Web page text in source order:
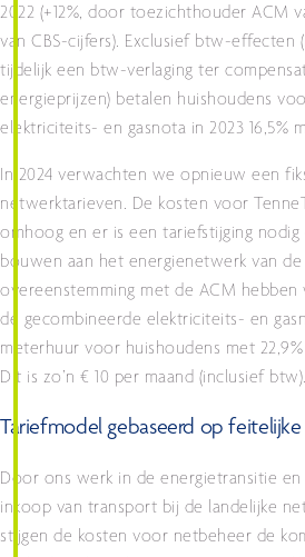
2022 (+12%, door toezichthouder ACM
van CBS-cijfers). Exclusief btw-effecten
tijdelijk een btw-verlaging ter
energieprijzen) betalen huishoudens
elektriciteits- en gasnota in 2023 16,5%
In 2024 verwachten we opnieuw een
netwerktarieven. De kosten voor
omhoog en er is een tariefstijging
bouwen aan het energienetwerk van
overeenstemming met de ACM hebben
de gecombineerde elektriciteits- en
meterhuur voor huishoudens met
Dit is zo’n € 10 per maand (inclusief btw).
Tariefmodel gebaseerd op feitelijke
Door ons werk in de energietransitie
inkoop van transport bij de landelijke
stijgen de kosten voor netbeheer de